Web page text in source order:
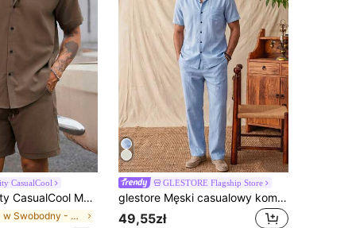
CasualCool
i do codziennych dojazdów: minimalistyczna koszula z krótkim rękawem w jednolitym kolorze i szorty ze sznurkiem w pasie
w Swobodny - Styl minimalistyczny Koszule męskie w
GLESTORE Flagship Store
glestore Męski casualowy komplet w stylu retro z gładkiego materiału, z krótkim rękawem i spodniami – wygodny, stylowy i uniwersalny, idealny na wiosnę, lato i jesień
49,55zł